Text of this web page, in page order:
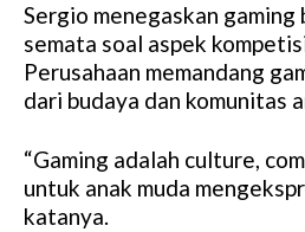
Sergio menegaskan gaming
semata soal aspek
Perusahaan memandang
dari budaya dan komunitas
“Gaming adalah culture,
untuk anak muda
katanya.